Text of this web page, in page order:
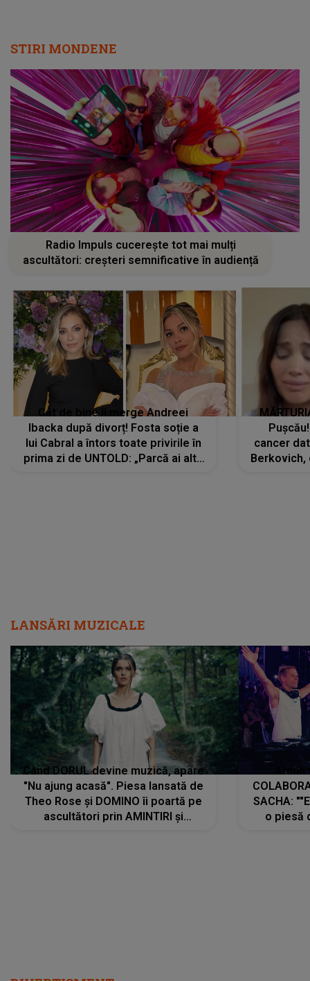
STIRI MONDENE
Radio Impuls cucerește tot mai mulți
ascultători: creșteri semnificative în audiență
Cât de bine îi merge Andreei
Ibacka după divorț! Fosta soție a
lui Cabral a întors toate privirile în
prima zi de UNTOLD: „Parcă ai altă
cancer
Berkovich,
LANSĂRI MUZICALE
Când DORUL devine muzică, apare
"Nu ajung acasă". Piesa lansată de
Theo Rose și DOMINO îi poartă pe
ascultători prin AMINTIRI și
SACHA:
o piesă